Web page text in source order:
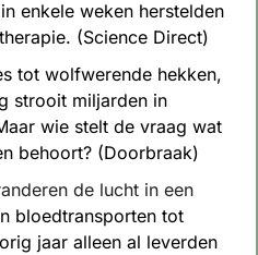
enkele weken herstelden
(Science Direct)
tot wolfwerende hekken,
strooit miljarden in
wie stelt de vraag wat
behoort? (Doorbraak)
de lucht in een
bloedtransporten tot
jaar alleen al leverden